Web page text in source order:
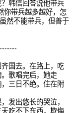
韩信回答说他带兵
你带兵越多越好，怎
然不能带兵，但善于
国去。在路上，吃
歌唱完后，她走
三日不绝。住在附
发出悠长的哭泣，
吃不下东西，欺侮